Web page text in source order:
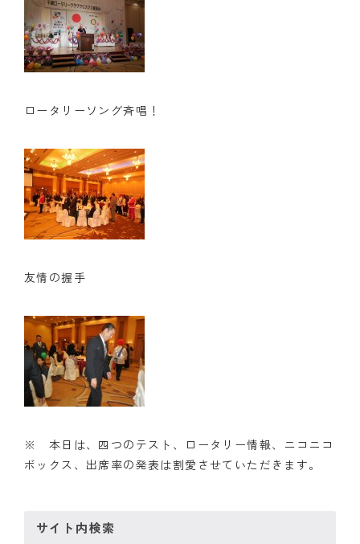
ロータリーソング斉唱！
友情の握手
※ 本日は、四つのテスト、ロータリー情報、ニコニコ
ボックス、出席率の発表は割愛させていただきます。
サイト内検索